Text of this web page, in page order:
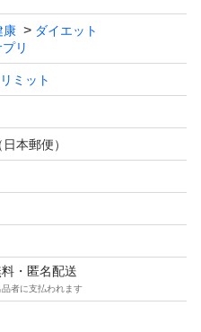
康
ダイエット
リ
ミット
本郵便）
・匿名配送
者に支払われます